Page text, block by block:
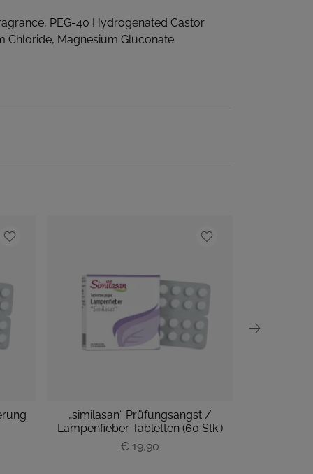
PEG-40 Hydrogenated Castor
Chloride, Magnesium Gluconate.
„similasan“ Prüfungsangst /
Lampenfieber Tabletten (60 Stk.)
€ 19,90